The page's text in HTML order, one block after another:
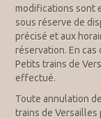
modifications sont
sous réserve de
précisé et aux
réservation. En cas
Petits trains de
effectué.
Toute annulation
trains de